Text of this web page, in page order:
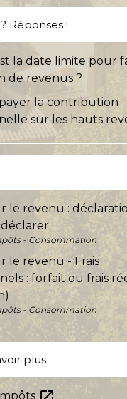
Réponses !
la date limite pour
de revenus ?
la contribution
sur les hauts
le revenu :
- Consommation
le revenu - Frais
: forfait ou frais
- Consommation
plus